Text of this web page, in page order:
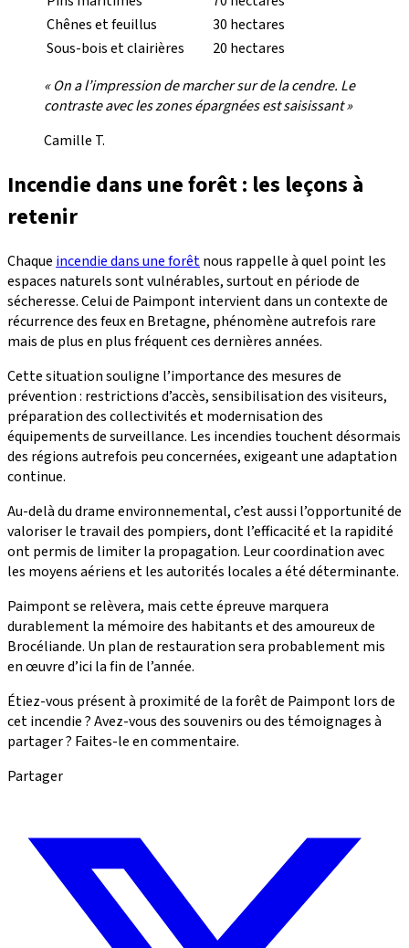
Chênes et feuillus
30 hectares
Sous-bois et clairières
20 hectares
« On a l’impression de marcher sur de la cendre. Le
contraste avec les zones épargnées est saisissant »
Camille T.
Incendie dans une forêt : les leçons à
retenir
Chaque incendie dans une forêtnous rappelle à quel point les
espaces naturels sont vulnérables, surtout en période de
sécheresse. Celui de Paimpont intervient dans un contexte de
récurrence des feux en Bretagne, phénomène autrefois rare
mais de plus en plus fréquent ces dernières années.
Cette situation souligne l’importance des mesures de
prévention : restrictions d’accès, sensibilisation des visiteurs,
préparation des collectivités et modernisation des
équipements de surveillance. Les incendies touchent désormais
des régions autrefois peu concernées, exigeant une adaptation
continue.
Au-delà du drame environnemental, c’est aussi l’opportunité de
valoriser le travail des pompiers, dont l’efficacité et la rapidité
ont permis de limiter la propagation. Leur coordination avec
les moyens aériens et les autorités locales a été déterminante.
Paimpont se relèvera, mais cette épreuve marquera
durablement la mémoire des habitants et des amoureux de
Brocéliande. Un plan de restauration sera probablement mis
en œuvre d’ici la fin de l’année.
Étiez-vous présent à proximité de la forêt de Paimpont lors de
cet incendie ? Avez-vous des souvenirs ou des témoignages à
partager ? Faites-le en commentaire.
Partager